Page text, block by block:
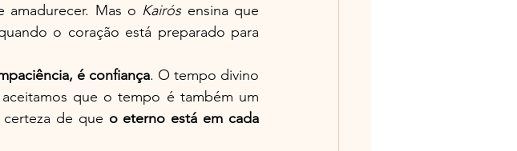
Mas o Kairós
o coração está preparado para
é confiança. O tempo divino
que o tempo é também um
de que o eterno está em cada